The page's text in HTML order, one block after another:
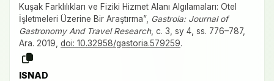
Kuşak Farklılıkları ve Fiziki Hizmet Alanı Algılamaları: Otel
İşletmeleri Üzerine Bir Araştırma”, Gastroia: Journal of
Gastronomy And Travel Research, c. 3, sy 4, ss. 776–787,
Ara. 2019, doi: 10.32958/gastoria.579259.
ISNAD